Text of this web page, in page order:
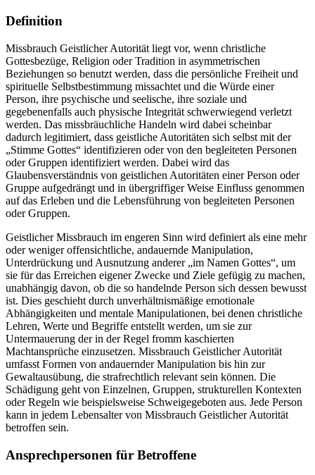
Definition
Missbrauch Geistlicher Autorität liegt vor, wenn christliche
Gottesbezüge, Religion oder Tradition in asymmetrischen
Beziehungen so benutzt werden, dass die persönliche Freiheit und
spirituelle Selbstbestimmung missachtet und die Würde einer
Person, ihre psychische und seelische, ihre soziale und
gegebenenfalls auch physische Integrität schwerwiegend verletzt
werden. Das missbräuchliche Handeln wird dabei scheinbar
dadurch legitimiert, dass geistliche Autoritäten sich selbst mit der
„Stimme Gottes“ identifizieren oder von den begleiteten Personen
oder Gruppen identifiziert werden. Dabei wird das
Glaubensverständnis von geistlichen Autoritäten einer Person oder
Gruppe aufgedrängt und in übergriffiger Weise Einfluss genommen
auf das Erleben und die Lebensführung von begleiteten Personen
oder Gruppen.
Geistlicher Missbrauch im engeren Sinn wird definiert als eine mehr
oder weniger offensichtliche, andauernde Manipulation,
Unterdrückung und Ausnutzung anderer „im Namen Gottes“, um
sie für das Erreichen eigener Zwecke und Ziele gefügig zu machen,
unabhängig davon, ob die so handelnde Person sich dessen bewusst
ist. Dies geschieht durch unverhältnismäßige emotionale
Abhängigkeiten und mentale Manipulationen, bei denen christliche
Lehren, Werte und Begriffe entstellt werden, um sie zur
Untermauerung der in der Regel fromm kaschierten
Machtansprüche einzusetzen. Missbrauch Geistlicher Autorität
umfasst Formen von andauernder Manipulation bis hin zur
Gewaltausübung, die strafrechtlich relevant sein können. Die
Schädigung geht von Einzelnen, Gruppen, strukturellen Kontexten
oder Regeln wie beispielsweise Schweigegeboten aus. Jede Person
kann in jedem Lebensalter von Missbrauch Geistlicher Autorität
betroffen sein.
Ansprechpersonen für Betroffene